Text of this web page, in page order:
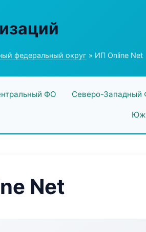
федеральный округ » ИП Online Net
ФО Северо-Западный
Net